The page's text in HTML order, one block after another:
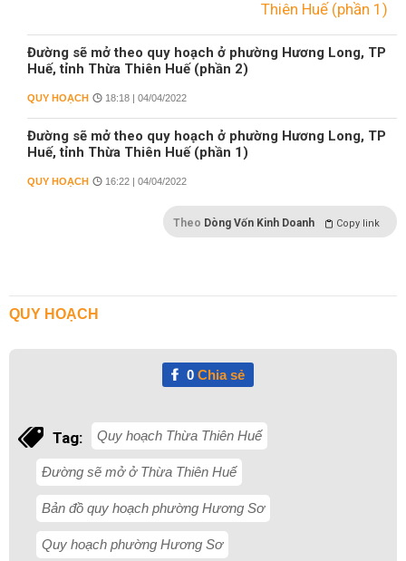
Đường sẽ mở theo quy hoạch ở phường Hương Long, TP
Huế, tỉnh Thừa Thiên Huế (phần 2)
QUY HOẠCH 18:18 | 04/04/2022
Đường sẽ mở theo quy hoạch ở phường Hương Long, TP
Huế, tỉnh Thừa Thiên Huế (phần 1)
QUY HOẠCH 16:22 | 04/04/2022
Theo Dòng Vốn Kinh Doanh Copy link
QUY HOẠCH
0Chia sẻ
Tag: Quy hoạch Thừa Thiên Huế
Đường sẽ mở ở Thừa Thiên Huế
Bản đồ quy hoạch phường Hương Sơ
Quy hoạch phường Hương Sơ